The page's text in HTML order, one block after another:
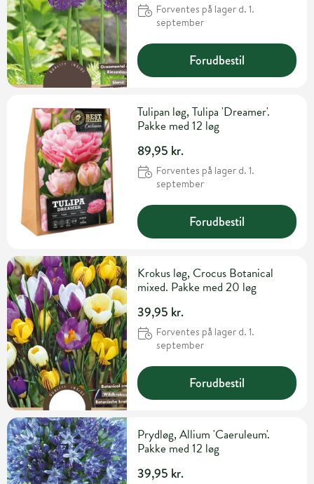
Forventes på lager d. 1.
september
Forudbestil
Tulipan løg, Tulipa 'Dreamer'.
Pakke med 12 løg
89,95 kr.
Forventes på lager d. 1.
september
Forudbestil
Krokus løg, Crocus Botanical
mixed. Pakke med 20 løg
39,95 kr.
Forventes på lager d. 1.
september
Forudbestil
Prydløg, Allium 'Caeruleum'.
Pakke med 12 løg
39,95 kr.